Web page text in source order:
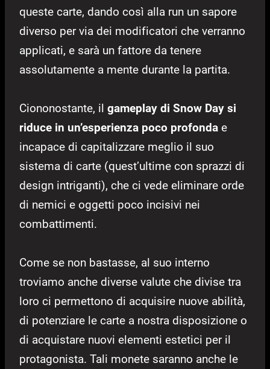
queste carte, dando così alla run un sapore
diverso per via dei modificatori che verranno
applicati, e sarà un fattore da tenere
assolutamente a mente durante la partita.
Ciononostante, il gameplay di Snow Day si
riduce in un’esperienza poco profonda e
incapace di capitalizzare meglio il suo
sistema di carte (quest’ultime con sprazzi di
design intriganti), che ci vede eliminare orde
di nemici e oggetti poco incisivi nei
combattimenti.
Come se non bastasse, al suo interno
troviamo anche diverse valute che divise tra
loro ci permettono di acquisire nuove abilità,
di potenziare le carte a nostra disposizione o
di acquistare nuovi elementi estetici per il
protagonista. Tali monete saranno anche le